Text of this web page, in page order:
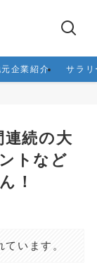
元企業紹介 サラリ
連続の大
トなど
！
います。